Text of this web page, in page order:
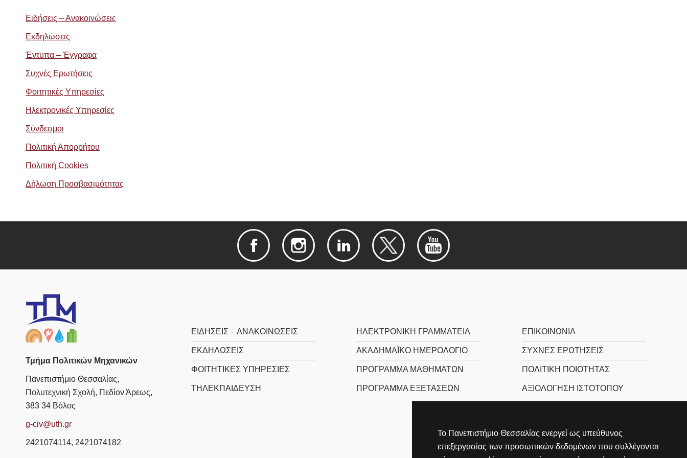
Το Πανεπιστήμιο Θεσσαλίας ενεργεί ως υπεύθυνος
επεξεργασίας των προσωπικών δεδομένων που συλλέγονται
Ειδήσεις – Ανακοινώσεις
Εκδηλώσεις
Έντυπα – Έγγραφα
Συχνές Ερωτήσεις
Φοιτητικές Υπηρεσίες
Ηλεκτρονικές Υπηρεσίες
Σύνδεσμοι
Πολιτική Απορρήτου
Πολιτική Cookies
Δήλωση Προσβασιμότητας
Τμήμα Πολιτικών Μηχανικών
Πανεπιστήμιο Θεσσαλίας,
Πολυτεχνική Σχολή, Πεδίον Άρεως,
383 34 Βόλος
g-civ@uth.gr
2421074114, 2421074182
ΕΙΔΗΣΕΙΣ – ΑΝΑΚΟΙΝΩΣΕΙΣ
ΕΚΔΗΛΩΣΕΙΣ
ΦΟΙΤΗΤΙΚΈΣ ΥΠΗΡΕΣΊΕΣ
ΤΗΛΕΚΠΑΊΔΕΥΣΗ
ΗΛΕΚΤΡΟΝΙΚΉ ΓΡΑΜΜΑΤΕΊΑ
ΑΚΑΔΗΜΑΪΚΌ ΗΜΕΡΟΛΌΓΙΟ
ΠΡΌΓΡΑΜΜΑ ΜΑΘΗΜΆΤΩΝ
ΠΡΌΓΡΑΜΜΑ ΕΞΕΤΆΣΕΩΝ
ΕΠΙΚΟΙΝΩΝΊΑ
ΣΥΧΝΕΣ ΕΡΩΤΗΣΕΙΣ
ΠΟΛΙΤΙΚΉ ΠΟΙΌΤΗΤΑΣ
ΑΞΙΟΛΌΓΗΣΗ ΙΣΤΌΤΟΠΟΥ